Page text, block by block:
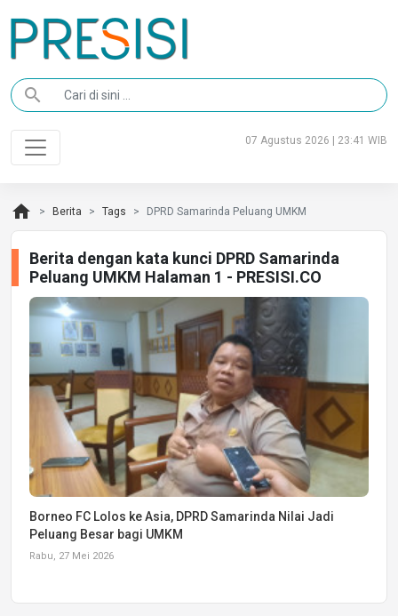
search
07 Agustus 2026 | 23:41 WIB
home Berita Tags DPRD Samarinda Peluang UMKM
Berita dengan kata kunci DPRD Samarinda
Peluang UMKM Halaman 1 - PRESISI.CO
Borneo FC Lolos ke Asia, DPRD Samarinda Nilai Jadi
Peluang Besar bagi UMKM
Rabu, 27 Mei 2026